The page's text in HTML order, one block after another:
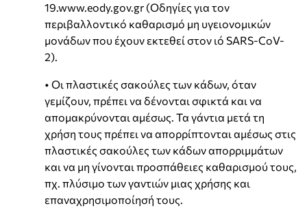
19.www.eody.gov.gr (Οδηγίες για τον
περιβαλλοντικό καθαρισμό μη υγειονομικών
μονάδων που έχουν εκτεθεί στον ιό SARS-CoV-
2).
• Οι πλαστικές σακούλες των κάδων, όταν
γεμίζουν, πρέπει να δένονται σφικτά και να
απομακρύνονται αμέσως. Τα γάντια μετά τη
χρήση τους πρέπει να απορρίπτονται αμέσως στις
πλαστικές σακούλες των κάδων απορριμμάτων
και να μη γίνονται προσπάθειες καθαρισμού τους,
πχ. πλύσιμο των γαντιών μιας χρήσης και
επαναχρησιμοποίησή τους.